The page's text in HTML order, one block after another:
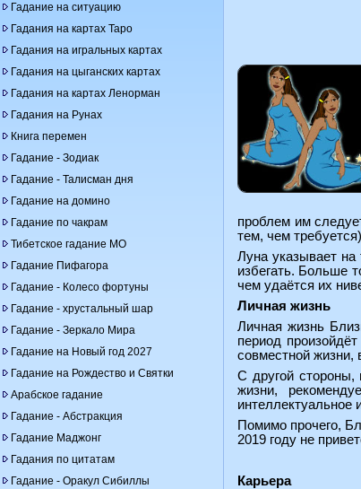
проблем им
тем, чем
Луна указывает
избегать. Больше
чем удаётся их
Личная жизнь
Личная жизнь
период
совместной
С другой стороны,
жизни,
интеллектуальное
Помимо прочего,
2019 году не
Карьера
Гадание на ситуацию
Гадания на картах Таро
Гадания на игральных картах
Гадания на цыганских картах
Гадания на картах Ленорман
Гадания на Рунах
Книга перемен
Гадание - Зодиак
Гадание - Талисман дня
Гадание на домино
Гадание по чакрам
Тибетское гадание МО
Гадание Пифагора
Гадание - Колесо фортуны
Гадание - хрустальный шар
Гадание - Зеркало Мира
Гадание на Новый год 2027
Гадание на Рождество и Святки
Арабское гадание
Гадание - Абстракция
Гадание Маджонг
Гадания по цитатам
Гадание - Оракул Сибиллы